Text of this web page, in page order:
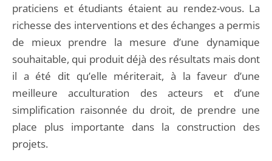
praticiens et étudiants étaient au rendez-vous. La
richesse des interventions et des échanges a permis
de mieux prendre la mesure d’une dynamique
souhaitable, qui produit déjà des résultats mais dont
il a été dit qu’elle mériterait, à la faveur d’une
meilleure acculturation des acteurs et d’une
simplification raisonnée du droit, de prendre une
place plus importante dans la construction des
projets.